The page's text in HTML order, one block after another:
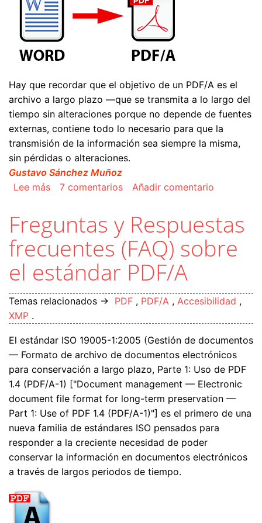
Hay que recordar que el objetivo de un PDF/A es el
archivo a largo plazo —que se transmita a lo largo del
tiempo sin alteraciones porque no depende de fuentes
externas, contiene todo lo necesario para que la
transmisión de la información sea siempre la misma,
sin pérdidas o alteraciones.
Gustavo Sánchez Muñoz
Lee mássobre Hacer un PDF/A con Microsoft Word
7 comentarios Añadir comentario
Freguntas y Respuestas
frecuentes (FAQ) sobre
el estándar PDF/A
Temas relacionados → PDF , PDF/A , Accesibilidad ,
XMP .
El estándar ISO 19005-1:2005 (Gestión de documentos
— Formato de archivo de documentos electrónicos
para conservación a largo plazo, Parte 1: Uso de PDF
1.4 (PDF/A-1) ["Document management — Electronic
document file format for long-term preservation —
Part 1: Use of PDF 1.4 (PDF/A-1)"] es el primero de una
nueva familia de estándares ISO pensados para
responder a la creciente necesidad de poder
conservar la información en documentos electrónicos
a través de largos periodos de tiempo.